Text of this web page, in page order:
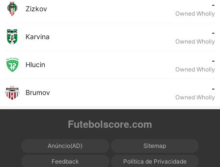
Zizkov -
Owned Wholly
Karvina -
Owned Wholly
Hlucin -
Owned Wholly
Brumov -
Owned Wholly
Futebolscore.com
Anúncio(AD) Sitemap
Feedback Política de Privacidade